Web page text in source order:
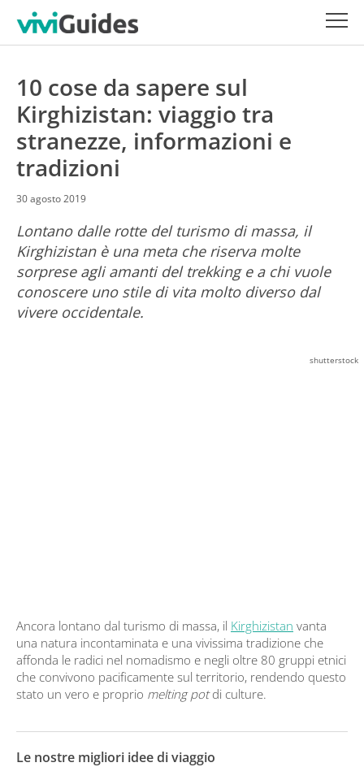
10 cose da sapere sul
Kirghizistan: viaggio tra
stranezze, informazioni e
tradizioni
30 agosto 2019
Lontano dalle rotte del turismo di massa, il
Kirghizistan è una meta che riserva molte
sorprese agli amanti del trekking e a chi vuole
conoscere uno stile di vita molto diverso dal
vivere occidentale.
shutterstock
Ancora lontano dal turismo di massa, il Kirghizistan vanta
una natura incontaminata e una vivissima tradizione che
affonda le radici nel nomadismo e negli oltre 80 gruppi etnici
che convivono pacificamente sul territorio, rendendo questo
stato un vero e proprio melting potdi culture.
Le nostre migliori idee di viaggio